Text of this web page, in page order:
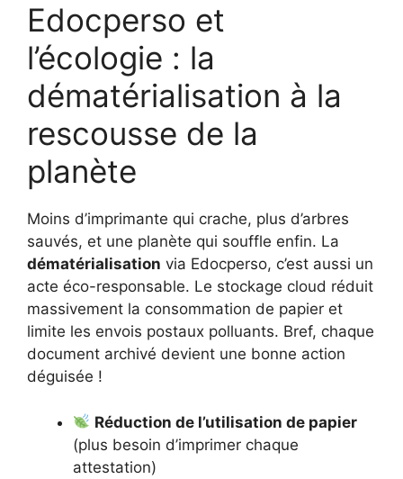
Edocperso et
l’écologie : la
dématérialisation à la
rescousse de la
planète
Moins d’imprimante qui crache, plus d’arbres
sauvés, et une planète qui souffle enfin. La
dématérialisation via Edocperso, c’est aussi un
acte éco-responsable. Le stockage cloud réduit
massivement la consommation de papier et
limite les envois postaux polluants. Bref, chaque
document archivé devient une bonne action
déguisée !
Réduction de l’utilisation de papier
(plus besoin d’imprimer chaque
attestation)